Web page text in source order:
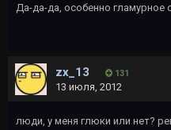
Да-да-да, особенно гламурное
zx_13 131
13 июля, 2012
люди, у меня глюки или нет?